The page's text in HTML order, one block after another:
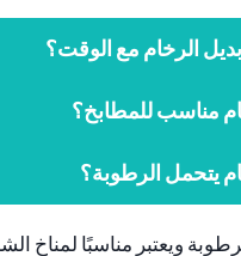
الرخام مع الوقت؟
مناسب للمطابخ؟
يتحمل الرطوبة؟
ويعتبر مناسبًا لمناخ